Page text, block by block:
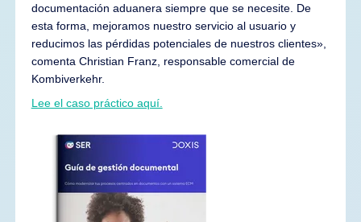
documentación aduanera siempre que se necesite. De
esta forma, mejoramos nuestro servicio al usuario y
reducimos las pérdidas potenciales de nuestros clientes»,
comenta Christian Franz, responsable comercial de
Kombiverkehr.
Lee el caso práctico aquí.